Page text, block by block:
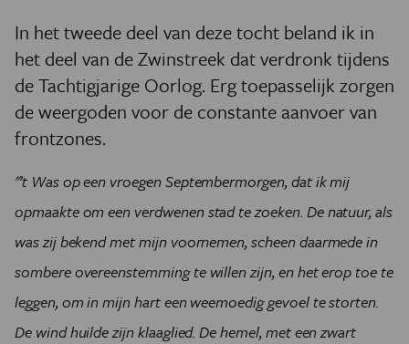
In het tweede deel van deze tocht beland ik in
het deel van de Zwinstreek dat verdronk tijdens
de Tachtigjarige Oorlog. Erg toepasselijk zorgen
de weergoden voor de constante aanvoer van
frontzones.
"’t Was op een vroegen Septembermorgen, dat ik mij
opmaakte om een verdwenen stad te zoeken. De natuur, als
was zij bekend met mijn voornemen, scheen daarmede in
sombere overeenstemming te willen zijn, en het erop toe te
leggen, om in mijn hart een weemoedig gevoel te storten.
De wind huilde zijn klaaglied. De hemel, met een zwart